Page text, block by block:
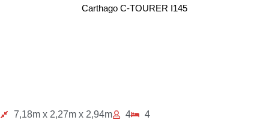
Carthago C-TOURER I145
7,18m x 2,27m x 2,94m 4
4